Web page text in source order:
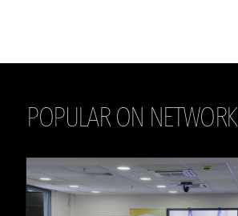
POPULAR ON NETWORK
THE DAILY